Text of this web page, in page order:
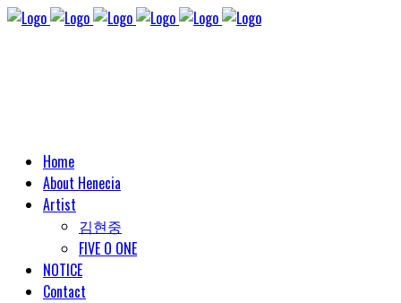
Home
About Henecia
Artist
김현중
FIVE O ONE
NOTICE
Contact